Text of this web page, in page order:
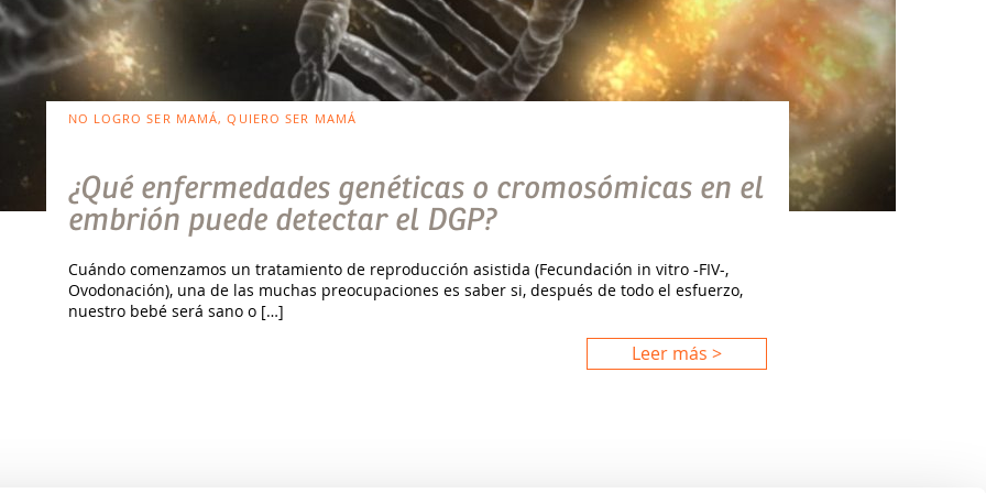
NO LOGRO SER MAMÁ, QUIERO SER MAMÁ
¿Qué enfermedades genéticas o cromosómicas en el
embrión puede detectar el DGP?
Cuándo comenzamos un tratamiento de reproducción asistida (Fecundación in vitro -FIV-,
Ovodonación), una de las muchas preocupaciones es saber si, después de todo el esfuerzo,
nuestro bebé será sano o […]
Leer más >